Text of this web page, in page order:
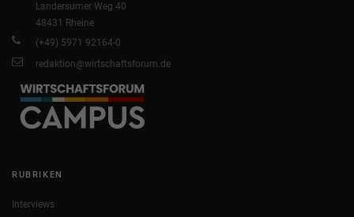
Landersumer Weg 40
48431 Rheine
(+49) 5971 92164-0
redaktion@wirtschaftsforum.de
RUBRIKEN
Interviews